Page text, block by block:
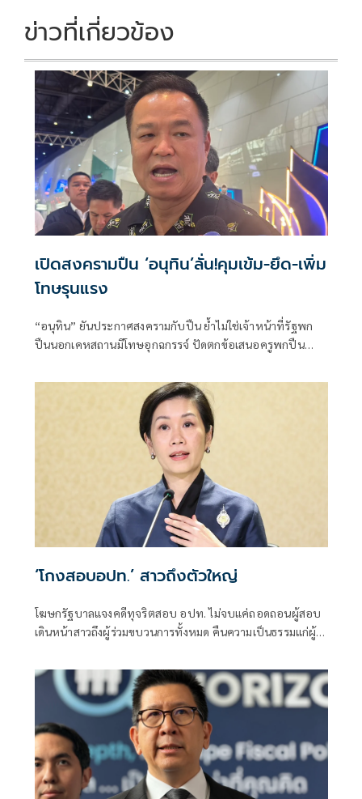
k k
ข่าวที่เกี่ยวข้อง
เปิดสงครามปืน ‘อนุทิน’ลั่น!คุมเข้ม-ยึด-เพิ่ม
โทษรุนแรง
“อนุทิน” ยันประกาศสงครามกับปืน ย้ำไม่ใช่เจ้าหน้าที่รัฐพก
ปืนนอกเคหสถานมีโทษอุกฉกรรจ์ ปัดตกข้อเสนอครูพกปืน
เจ้าของเป็นผู้ต้องหาร่วม
‘โกงสอบอปท.’ สาวถึงตัวใหญ่
โฆษกรัฐบาลแจงคดีทุจริตสอบ อปท. ไม่จบแค่ถอดถอนผู้สอบ
เดินหน้าสาวถึงผู้ร่วมขบวนการทั้งหมด คืนความเป็นธรรมแก่ผู้
ประชาชนต่อระบบการสอบเข้ารับราชการทุกระดับ